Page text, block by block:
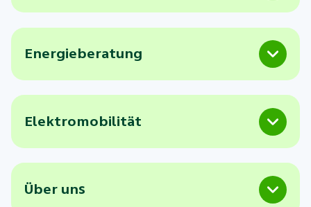
Energieberatung
Elektromobilität
Über uns